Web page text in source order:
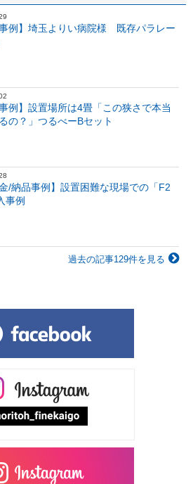
事例】埼玉よりい病院様 既存パラレー
事例】設置場所は4畳「この狭さで本当
の？」つるべーBセット
金/納品事例】設置困難な現場での「F2
事例
過去の記事129件を見る